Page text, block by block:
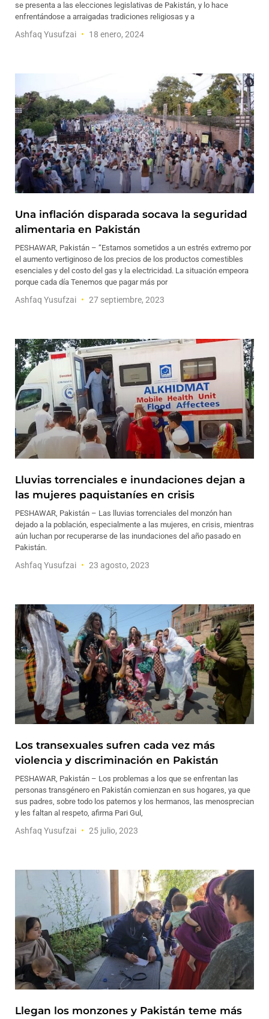
se presenta a las elecciones legislativas de Pakistán, y lo hace
enfrentándose a arraigadas tradiciones religiosas y a
Ashfaq Yusufzai 18 enero, 2024
Una inflación disparada socava la seguridad
alimentaria en Pakistán
PESHAWAR, Pakistán – “Estamos sometidos a un estrés extremo por
el aumento vertiginoso de los precios de los productos comestibles
esenciales y del costo del gas y la electricidad. La situación empeora
porque cada día Tenemos que pagar más por
Ashfaq Yusufzai 27 septiembre, 2023
Lluvias torrenciales e inundaciones dejan a
las mujeres paquistaníes en crisis
PESHAWAR, Pakistán – Las lluvias torrenciales del monzón han
dejado a la población, especialmente a las mujeres, en crisis, mientras
aún luchan por recuperarse de las inundaciones del año pasado en
Pakistán.
Ashfaq Yusufzai 23 agosto, 2023
Los transexuales sufren cada vez más
violencia y discriminación en Pakistán
PESHAWAR, Pakistán – Los problemas a los que se enfrentan las
personas transgénero en Pakistán comienzan en sus hogares, ya que
sus padres, sobre todo los paternos y los hermanos, las menosprecian
y les faltan al respeto, afirma Pari Gul,
Ashfaq Yusufzai 25 julio, 2023
Llegan los monzones y Pakistán teme más